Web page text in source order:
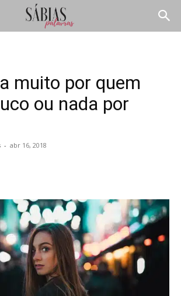
muito por quem
ou nada por
- abr 16, 2018